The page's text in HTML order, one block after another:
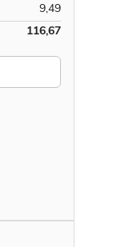
9,49
116,67